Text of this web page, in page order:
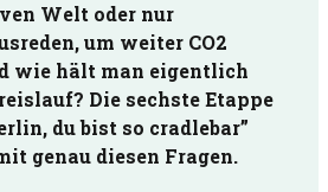
Welt oder nur
um weiter CO2
wie hält man eigentlich
Die sechste Etappe
du bist so cradlebar”
genau diesen Fragen.